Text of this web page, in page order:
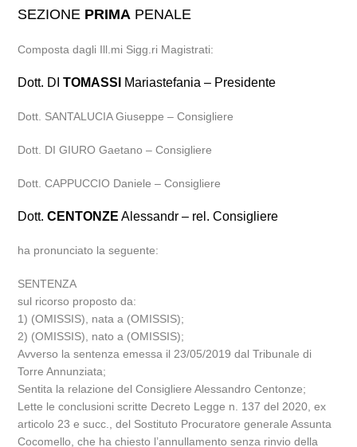
SEZIONE PRIMA PENALE
Composta dagli Ill.mi Sigg.ri Magistrati:
Dott. DITOMASSI Mariastefania – Presidente
Dott. SANTALUCIA Giuseppe – Consigliere
Dott. DI GIURO Gaetano – Consigliere
Dott. CAPPUCCIO Daniele – Consigliere
Dott.CENTONZE Alessandr – rel. Consigliere
ha pronunciato la seguente:
SENTENZA
sul ricorso proposto da:
1) (OMISSIS), nata a (OMISSIS);
2) (OMISSIS), nato a (OMISSIS);
Avverso la sentenza emessa il 23/05/2019 dal Tribunale di
Torre Annunziata;
Sentita la relazione del Consigliere Alessandro Centonze;
Lette le conclusioni scritte Decreto Legge n. 137 del 2020, ex
articolo 23 e succ., del Sostituto Procuratore generale Assunta
Cocomello, che ha chiesto l’annullamento senza rinvio della